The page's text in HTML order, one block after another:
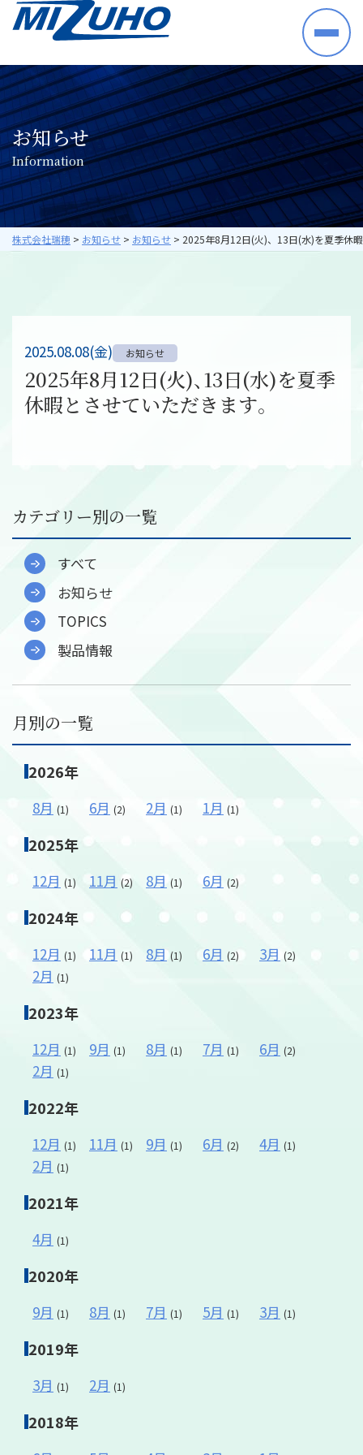
HOME
事業案内
半導体・電子部品・材料
産業機械・制御機器
空調機器・住宅設備機器
プラントシステム
海外ビジネス
取り扱いメーカー
研修・教育について
社員インタビュー
募集要項
会社組織図
事業所一覧
決算公告
環境への取り組み
CSR
お知らせ
プライバシーポリシー
お知らせ
Information
株式会社瑞穂 > お知らせ > お知らせ > 2025年8月12日(火)、13日(水)を夏季休
2025.08.08(金) お知らせ
2025年8月12日(火)、13日(水)を夏季
休暇とさせていただきます。
カテゴリー別の一覧
すべて
お知らせ
TOPICS
製品情報
月別の一覧
2026年
8月 (1) 6月 (2) 2月 (1) 1月 (1)
2025年
12月 (1) 11月 (2) 8月 (1) 6月 (2)
2024年
12月 (1) 11月 (1) 8月 (1) 6月 (2) 3月 (2)
2月 (1)
2023年
12月 (1) 9月 (1) 8月 (1) 7月 (1) 6月 (2)
2月 (1)
2022年
12月 (1) 11月 (1) 9月 (1) 6月 (2) 4月 (1)
2月 (1)
2021年
4月 (1)
2020年
9月 (1) 8月 (1) 7月 (1) 5月 (1) 3月 (1)
2019年
3月 (1) 2月 (1)
2018年